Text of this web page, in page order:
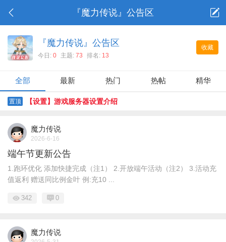
『魔力传说』公告区
收藏
『魔力传说』公告区
今日: 0 主题: 73 排名: 13
全部 最新 热门 热帖 精华
置顶 【设置】游戏服务器设置介绍
魔力传说
2026-6-16
端午节更新公告
1.跑环优化 添加快捷完成（注1） 2.开放端午活动（注2） 3.活动充
值返利 赠送同比例金叶 例:充10 ...
342 0
魔力传说